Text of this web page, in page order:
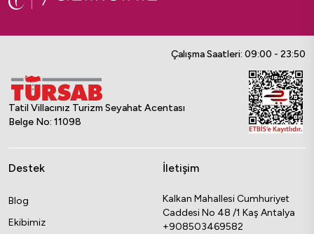
Çalışma Saatleri: 09:00 - 23:50
Tatil Villacınız Turizm Seyahat Acentası
Belge No: 11098
Destek
Blog
Ekibimiz
İletişim
Kalkan Mahallesi Cumhuriyet
Caddesi No 48 /1 Kaş Antalya
+908503469582